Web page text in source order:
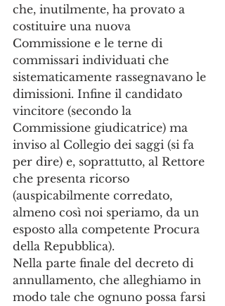
che, inutilmente, ha provato a
costituire una nuova
Commissione e le terne di
commissari individuati che
sistematicamente rassegnavano le
dimissioni. Infine il candidato
vincitore (secondo la
Commissione giudicatrice) ma
inviso al Collegio dei saggi (si fa
per dire) e, soprattutto, al Rettore
che presenta ricorso
(auspicabilmente corredato,
almeno così noi speriamo, da un
esposto alla competente Procura
della Repubblica).
Nella parte finale del decreto di
annullamento, che alleghiamo in
modo tale che ognuno possa farsi